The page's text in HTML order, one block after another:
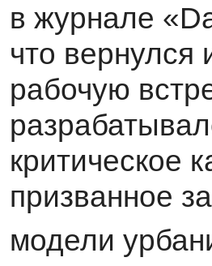
в журнале
что вернулся
рабочую
критическое
призванное
модели